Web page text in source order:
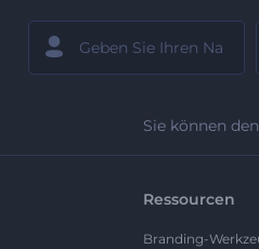
Sie können
Ressourcen
Branding-